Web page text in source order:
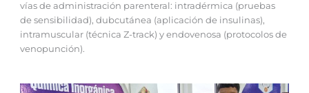
vías de administración parenteral: intradérmica (pruebas
de sensibilidad), dubcutánea (aplicación de insulinas),
intramuscular (técnica Z-track) y endovenosa (protocolos de
venopunción).